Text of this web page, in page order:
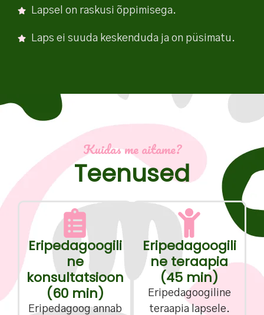
Lapsel on raskusi õppimisega.
Laps ei suuda keskenduda ja on püsimatu.
Eripedagoogili
ne
konsultatsioon
(60 min)
Eripedagoog annab
Eripedagoogili
ne teraapia
(45 min)
Eripedagoogiline
teraapia lapsele.
Teenused
Kuidas me aitame?